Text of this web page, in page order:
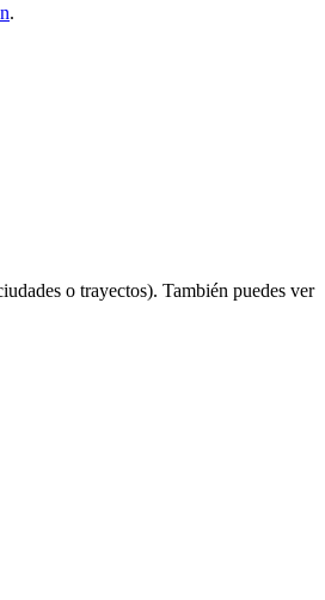
.
o trayectos). También puedes ver